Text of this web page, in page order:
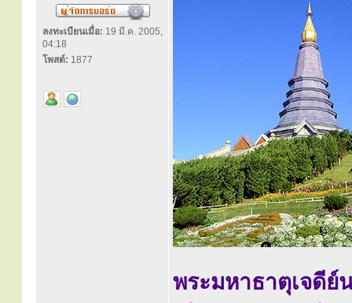
ลงทะเบียนเมื่อ: 19 มี.ค. 2005,
04:18
โพสต์: 1877
พระมหาธาตุเจดีย์